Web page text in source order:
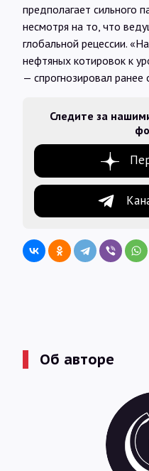
предполагает сильного
несмотря на то, что
глобальной рецессии.
нефтяных котировок к
— спрогнозировал ранее
Следите за
Об авторе